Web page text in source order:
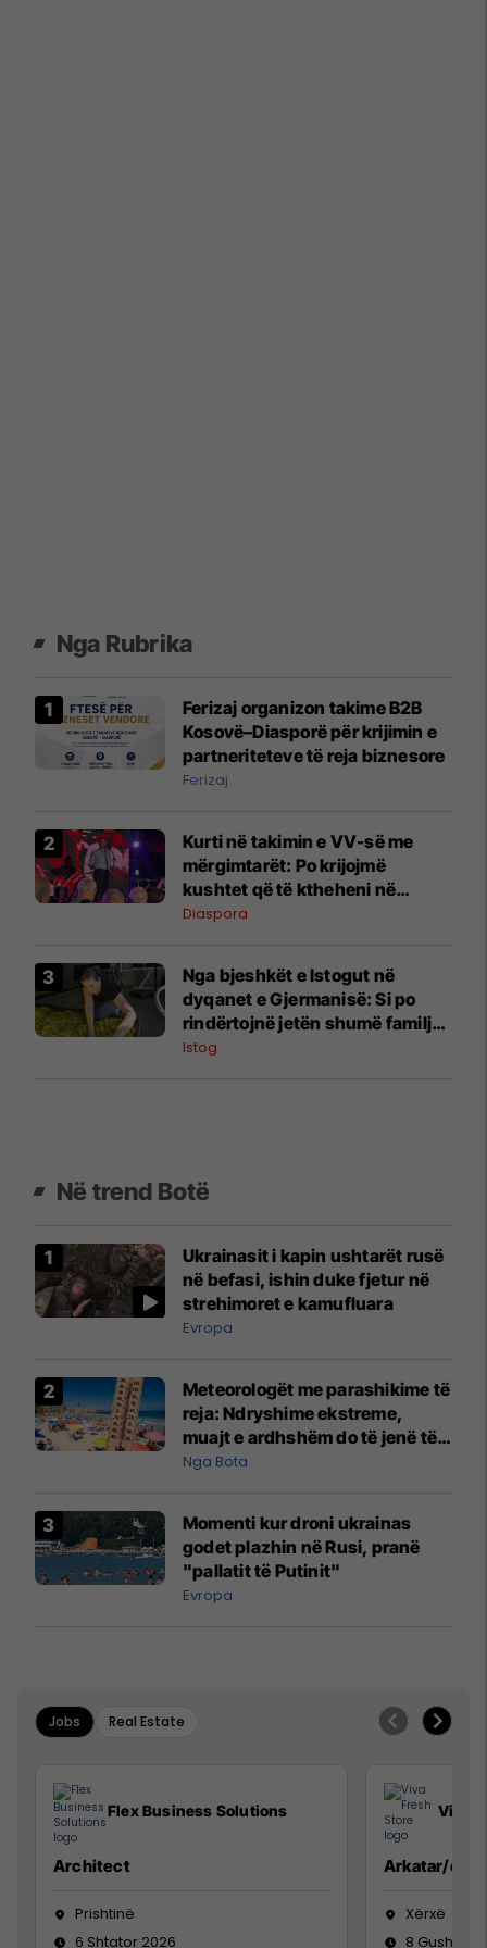
Nga Rubrika
Ferizaj organizon takime B2B
Kosovë–Diasporë për krijimin e
partneriteteve të reja biznesore
Ferizaj
Kurti në takimin e VV-së me
mërgimtarët: Po krijojmë
kushtet që të ktheheni në
Kosovë
Diaspora
Nga bjeshkët e Istogut në
dyqanet e Gjermanisë: Si po
rindërtojnë jetën shumë familje
nga eksporti i bimëve mjekësore
Istog
Në trend Botë
Ukrainasit i kapin ushtarët rusë
në befasi, ishin duke fjetur në
strehimoret e kamufluara
Evropa
Meteorologët me parashikime të
reja: Ndryshime ekstreme,
muajt e ardhshëm do të jenë të
pazakontë
Nga Bota
Momenti kur droni ukrainas
godet plazhin në Rusi, pranë
"pallatit të Putinit"
Evropa
Jobs Real Estate
Flex Business Solutions
Architect
Prishtinë
6 Shtator 2026
Viva
Arkatar/e
Xërxë
8 Gusht